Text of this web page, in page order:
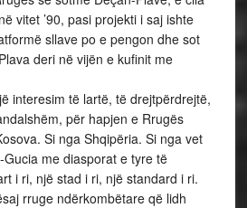
vitet ’90, pasi projekti i saj ishte
sllave po e pengon dhe sot
deri në vijën e kufinit me
interesim të lartë, të drejtpërdrejtë,
për hapjen e Rrugës
Si nga Shqipëria. Si nga vet
me diasporat e tyre të
i ri, një stad i ri, një standard i ri.
rruge ndërkombëtare që lidh